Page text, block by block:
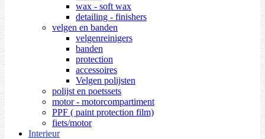
wax - soft wax
detailing - finishers
velgen en banden
velgenreinigers
banden
protection
accessoires
Velgen polijsten
polijst en poetssets
motor - motorcompartiment
PPF ( paint protection film)
fiets/motor
Interieur